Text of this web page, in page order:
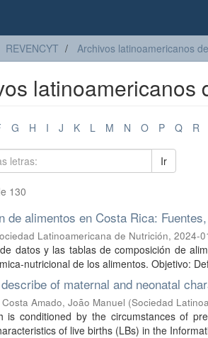
REVENCYT Archivos latinoamericanos
latinoamericanos
G H I J K L M N O P Q R
Ir
130
de alimentos en Costa Rica:
Latinoamericana de Nutrición, 2024-
datos y las tablas de composición de
nutricional de los alimentos. Objetivo:
of maternal and neonatal
Amado, João Manuel (Sociedad
is conditioned by the circumstances of
of live births (LBs) in the